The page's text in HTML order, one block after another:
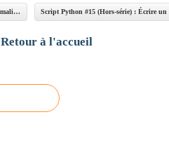
Script Python #27 : TP #3 - Séquence #4. Test de primalité d'un nombre entier (2e nuance)
Retour à l'accueil